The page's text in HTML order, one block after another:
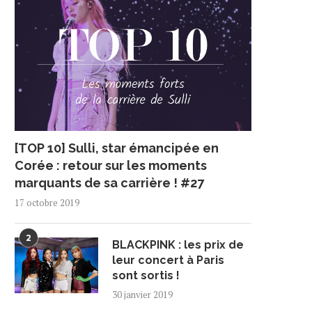
[TOP 10] Sulli, star émancipée en
Corée : retour sur les moments
marquants de sa carrière ! #27
17 octobre 2019
2
BLACKPINK : les prix de
leur concert à Paris
sont sortis !
30 janvier 2019